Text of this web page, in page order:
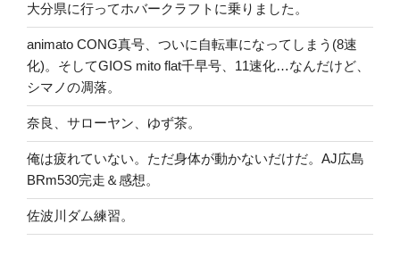
大分県に行ってホバークラフトに乗りました。
animato CONG真号、ついに自転車になってしまう(8速
化)。そしてGIOS mito flat千早号、11速化…なんだけど、
シマノの凋落。
奈良、サローヤン、ゆず茶。
俺は疲れていない。ただ身体が動かないだけだ。AJ広島
BRm530完走＆感想。
佐波川ダム練習。